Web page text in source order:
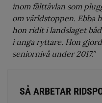
inom fälttävlan som
om världstoppen. Ebba
hon ridit i landslaget
i unga ryttare. Hon
seniornivå under 2017.”
SÅ ARBETAR